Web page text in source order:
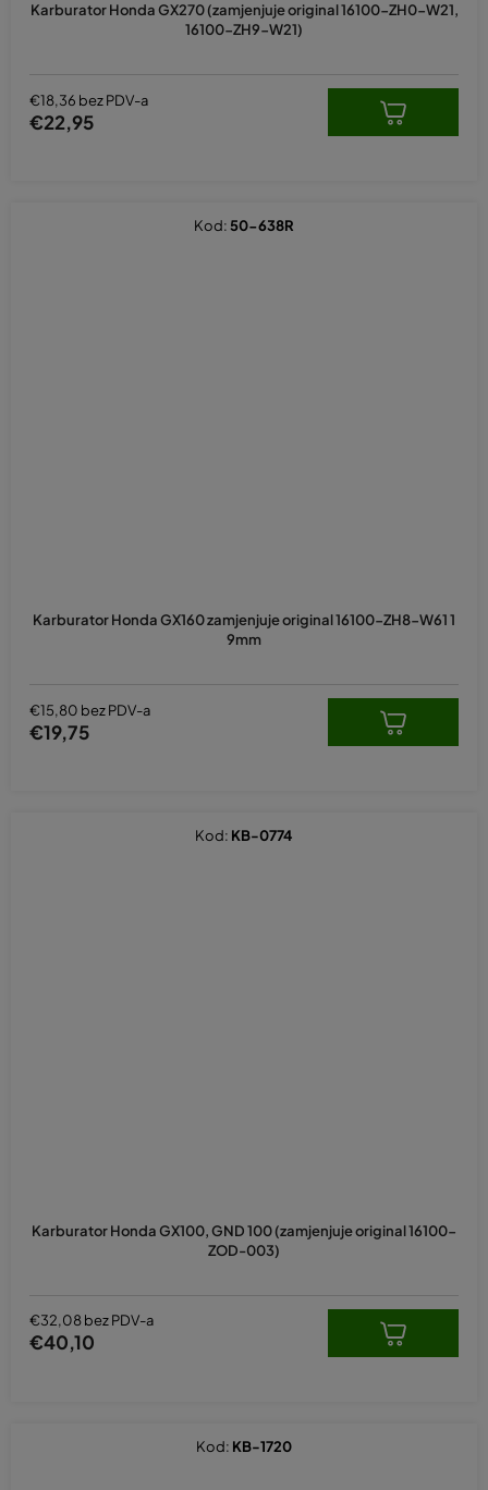
Karburator Honda GX270 (zamjenjuje original 16100-ZH0-W21,
16100-ZH9-W21)
€18,36 bez PDV-a
€22,95
Karburator Honda GX160 zamjenjuje original 16100-ZH8-W61 1
9mm
€15,80 bez PDV-a
€19,75
Kod: 50-638R
Karburator Honda GX100, GND 100 (zamjenjuje original 16100-
ZOD-003)
€32,08 bez PDV-a
€40,10
Kod: KB-0774
Kod: KB-1720